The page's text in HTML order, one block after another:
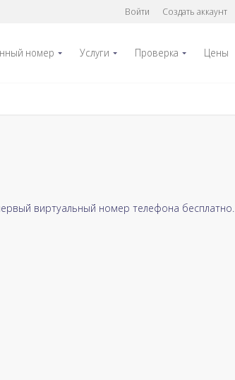
Войти Создать аккаунт
номер Услуги Проверка Цены
виртуальный номер телефона бесплатно.